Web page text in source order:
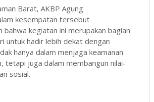
Barat, AKBP Agung
kesempatan tersebut
bahwa kegiatan ini merupakan bagian
untuk hadir lebih dekat dengan
hanya dalam menjaga keamanan
tetapi juga dalam membangun nilai-
sosial.